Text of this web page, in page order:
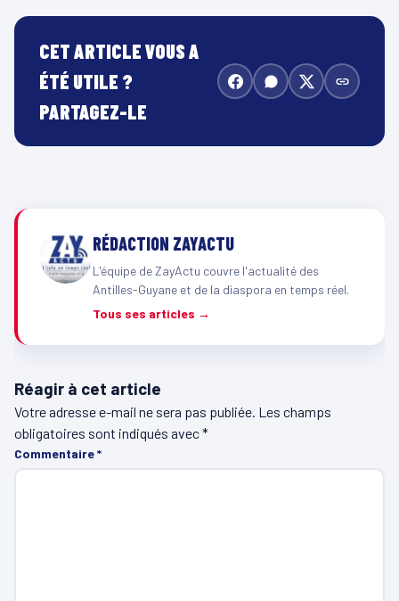
CET ARTICLE VOUS A
ÉTÉ UTILE ?
PARTAGEZ-LE
RÉDACTION ZAYACTU
L'équipe de ZayActu couvre l'actualité des
Antilles-Guyane et de la diaspora en temps réel.
Tous ses articles →
Réagir à cet article
Votre adresse e-mail ne sera pas publiée. Les champs
obligatoires sont indiqués avec*
Commentaire*